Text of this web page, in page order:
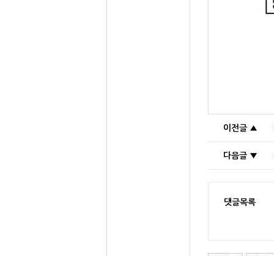
이전글 ▲
다음글 ▼
댓글목록